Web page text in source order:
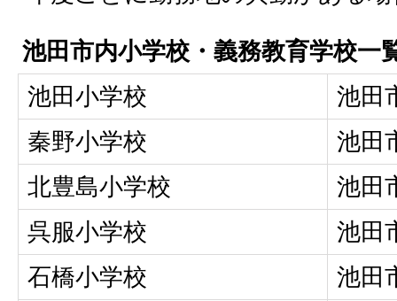
池田市内小学校・義務教育学校一
池田小学校
池田
秦野小学校
池田
北豊島小学校
池田
呉服小学校
池田
石橋小学校
池田